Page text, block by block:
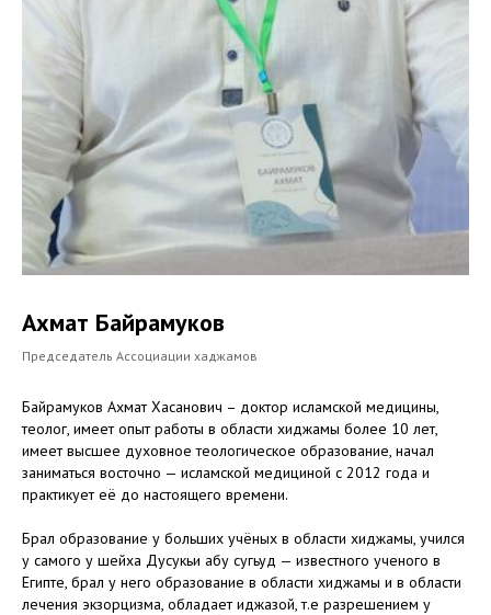
Ахмат Байрамуков
Председатель Ассоциации хаджамов
Байрамуков Ахмат Хасанович – доктор исламской медицины,
теолог, имеет опыт работы в области хиджамы более 10 лет,
имеет высшее духовное теологическое образование, начал
заниматься восточно — исламской медициной с 2012 года и
практикует её до настоящего времени.
Брал образование у больших учёных в области хиджамы, учился
у самого у шейха Дусукьи абу сугьуд — известного ученого в
Египте, брал у него образование в области хиджамы и в области
лечения экзорцизма, обладает иджазой, т.е разрешением у